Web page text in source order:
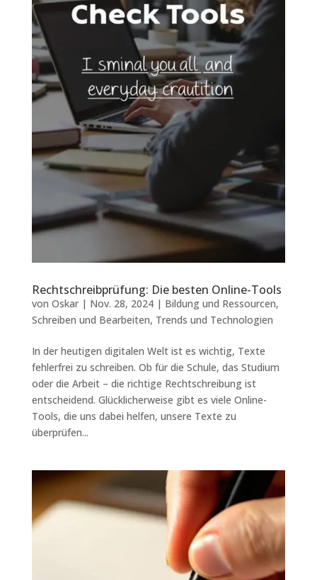
Rechtschreibprüfung: Die besten Online-Tools
von Oskar| Nov. 28, 2024| Bildung und Ressourcen,
Schreiben und Bearbeiten, Trends und Technologien
In der heutigen digitalen Welt ist es wichtig, Texte
fehlerfrei zu schreiben. Ob für die Schule, das Studium
oder die Arbeit – die richtige Rechtschreibung ist
entscheidend. Glücklicherweise gibt es viele Online-
Tools, die uns dabei helfen, unsere Texte zu
überprüfen...